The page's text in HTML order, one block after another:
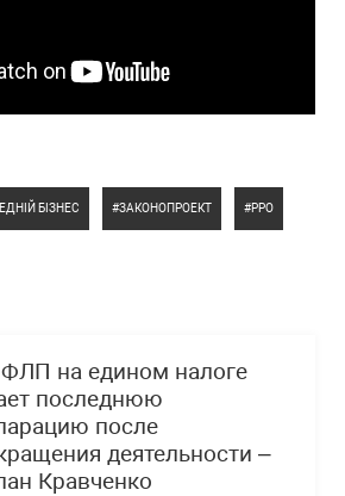
БІЗНЕС ЗАКОНОПРОЕКТ РРО
на едином налоге
последнюю
после
деятельности –
Кравченко